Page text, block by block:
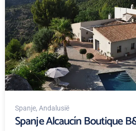
Spanje, Andalusië
Spanje Alcaucín Boutique